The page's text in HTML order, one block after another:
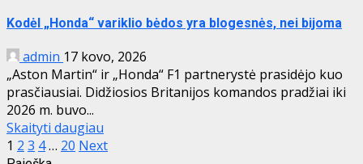
Kodėl „Honda“ variklio bėdos yra blogesnės, nei bijoma
admin 17 kovo, 2026
„Aston Martin“ ir „Honda“ F1 partnerystė prasidėjo kuo
prasčiausiai. Didžiosios Britanijos komandos pradžiai iki
2026 m. buvo...
Skaityti daugiau
Įrašų
1 2 3 4… 20 Next